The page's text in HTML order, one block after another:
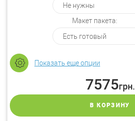
Макет пакета:
Показать еще опции
7575грн.
В КОРЗИНУ